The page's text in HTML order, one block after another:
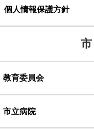
個人情報保護方針
教育委員会
市立病院